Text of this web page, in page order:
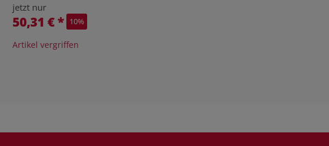
jetzt nur
50,31 €* 10%
Artikel vergriffen